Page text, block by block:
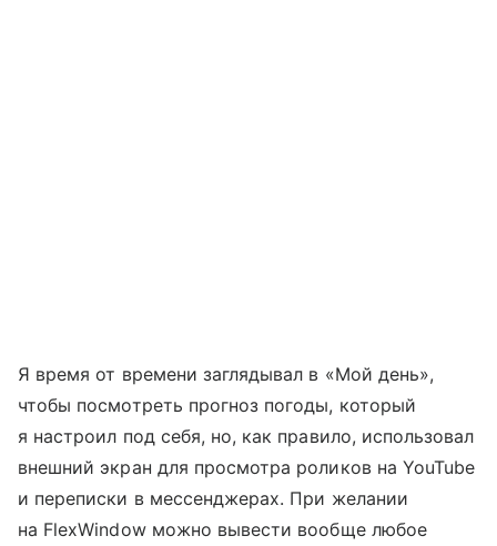
Я время от времени заглядывал в «Мой день»,
чтобы посмотреть прогноз погоды, который
я настроил под себя, но, как правило, использовал
внешний экран для просмотра роликов на YouTube
и переписки в мессенджерах. При желании
на FlexWindow можно вывести вообще любое